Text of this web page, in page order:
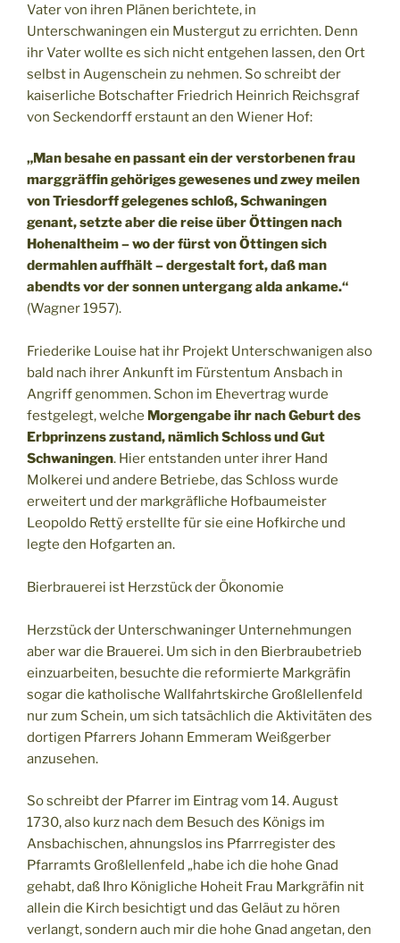
Vater von ihren Plänen berichtete, in
Unterschwaningen ein Mustergut zu errichten. Denn
ihr Vater wollte es sich nicht entgehen lassen, den Ort
selbst in Augenschein zu nehmen. So schreibt der
kaiserliche Botschafter Friedrich Heinrich Reichsgraf
von Seckendorff erstaunt an den Wiener Hof:
„Man besahe en passant ein der verstorbenen frau
marggräffin gehöriges gewesenes und zwey meilen
von Triesdorff gelegenes schloß, Schwaningen
genant, setzte aber die reise über Öttingen nach
Hohenaltheim – wo der fürst von Öttingen sich
dermahlen auffhält – dergestalt fort, daß man
abendts vor der sonnen untergang alda ankame.“
(Wagner 1957).
Friederike Louise hat ihr Projekt Unterschwanigen also
bald nach ihrer Ankunft im Fürstentum Ansbach in
Angriff genommen. Schon im Ehevertrag wurde
festgelegt, welche Morgengabe ihr nach Geburt des
Erbprinzens zustand, nämlich Schloss und Gut
Schwaningen. Hier entstanden unter ihrer Hand
Molkerei und andere Betriebe, das Schloss wurde
erweitert und der markgräfliche Hofbaumeister
Leopoldo Rettÿ erstellte für sie eine Hofkirche und
legte den Hofgarten an.
Bierbrauerei ist Herzstück der Ökonomie
Herzstück der Unterschwaninger Unternehmungen
aber war die Brauerei. Um sich in den Bierbraubetrieb
einzuarbeiten, besuchte die reformierte Markgräfin
sogar die katholische Wallfahrtskirche Großlellenfeld
nur zum Schein, um sich tatsächlich die Aktivitäten des
dortigen Pfarrers Johann Emmeram Weißgerber
anzusehen.
So schreibt der Pfarrer im Eintrag vom 14. August
1730, also kurz nach dem Besuch des Königs im
Ansbachischen, ahnungslos ins Pfarrregister des
Pfarramts Großlellenfeld „habe ich die hohe Gnad
gehabt, daß Ihro Königliche Hoheit Frau Markgräfin nit
allein die Kirch besichtigt und das Geläut zu hören
verlangt, sondern auch mir die hohe Gnad angetan, den